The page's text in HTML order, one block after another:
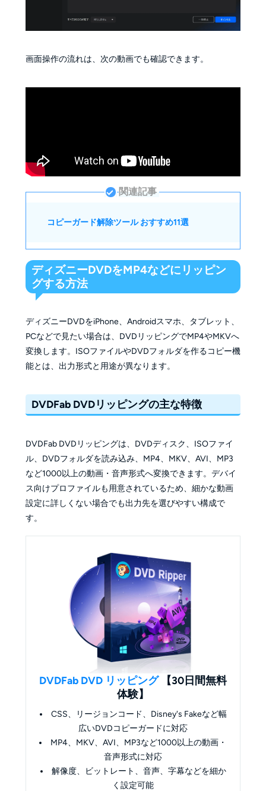
画面操作の流れは、次の動画でも確認できます。
関連記事
コピーガード解除ツール おすすめ11選
ディズニーDVDをMP4などにリッピン
グする方法
ディズニーDVDをiPhone、Androidスマホ、タブレット、
PCなどで見たい場合は、DVDリッピングでMP4やMKVへ
変換します。ISOファイルやDVDフォルダを作るコピー機
能とは、出力形式と用途が異なります。
DVDFab DVDリッピングの主な特徴
DVDFab DVDリッピングは、DVDディスク、ISOファイ
ル、DVDフォルダを読み込み、MP4、MKV、AVI、MP3
など1000以上の動画・音声形式へ変換できます。デバイ
ス向けプロファイルも用意されているため、細かな動画
設定に詳しくない場合でも出力先を選びやすい構成で
す。
DVDFab DVD リッピング
【30日間無料
体験】
CSS、リージョンコード、Disney's Fakeなど幅
広いDVDコピーガードに対応
MP4、MKV、AVI、MP3など1000以上の動画・
音声形式に対応
解像度、ビットレート、音声、字幕などを細か
く設定可能